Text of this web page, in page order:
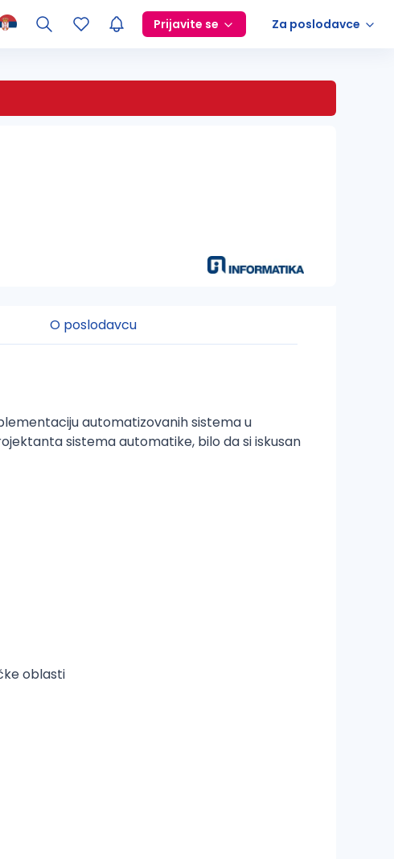
Prijavite se Za poslodavce
O poslodavcu
automatizovanih sistema u
sistema automatike, bilo da si iskusan
oblasti